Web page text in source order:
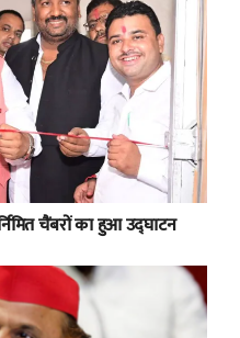
चैंबरों का हुआ उद्घाटन